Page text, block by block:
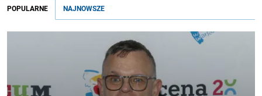
POPULARNE NAJNOWSZE